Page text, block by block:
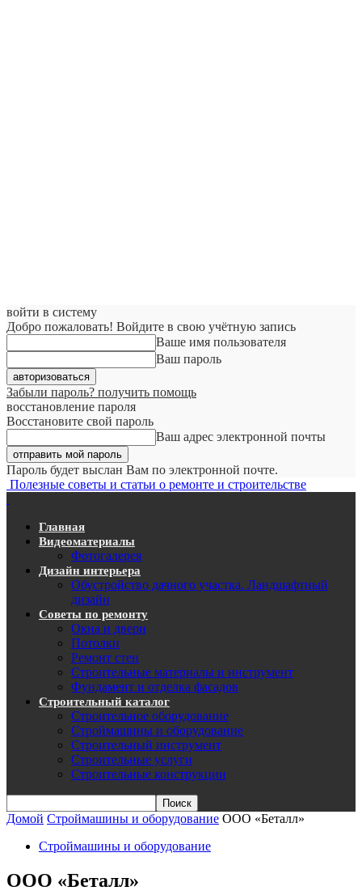
войти в систему
Добро пожаловать! Войдите в свою учётную запись
Ваше имя пользователя
Ваш пароль
Забыли пароль? получить помощь
восстановление пароля
Восстановите свой пароль
Ваш адрес электронной почты
Пароль будет выслан Вам по электронной почте.
Полезные советы и статьи о ремонте и строительстве
Главная
Видеоматериалы
Фотогалерея
Дизайн интерьера
Обустройство дачного участка. Ландшафтный
дизайн
Советы по ремонту
Окна и двери
Потолки
Ремонт стен
Строительные материалы и инструмент
Фундамент и отделка фасадов
Строительный каталог
Строительное оборудование
Строймашины и оборудование
Строительный инструмент
Строительные услуги
Строительные конструкции
Домой Строймашины и оборудование ООО «Беталл»
Строймашины и оборудование
ООО «Беталл»